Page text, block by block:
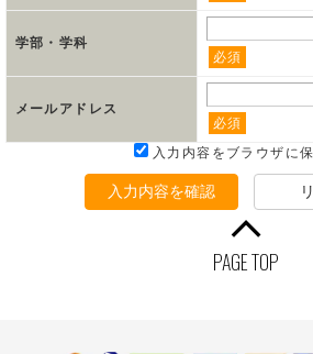
学部・学科
必須
メールアドレス
必須
入力内容をブラウザに
入力内容を確認
PAGE TOP